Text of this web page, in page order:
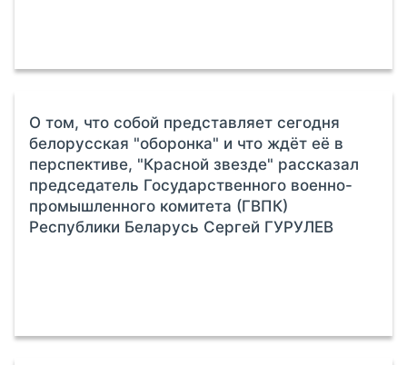
О том, что собой представляет сегодня
белорусская "оборонка" и что ждёт её в
перспективе, "Красной звезде" рассказал
председатель Государственного военно-
промышленного комитета (ГВПК)
Республики Беларусь Сергей ГУРУЛЕВ